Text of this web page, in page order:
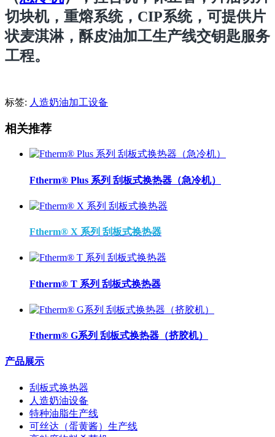
切块机，重熔系统，CIP系统，可提供片
状麦淇淋，酥皮油加工生产线交钥匙服务
工程。
标签: 人造奶油加工设备
相关推荐
Ftherm® Plus 系列 刮板式换热器（急冷机）
Ftherm® X 系列 刮板式换热器
Ftherm® T 系列 刮板式换热器
Ftherm® G系列 刮板式换热器（挤胶机）
产品展示
刮板式换热器
人造奶油设备
特种油脂生产线
可丝达（蛋黄酱）生产线